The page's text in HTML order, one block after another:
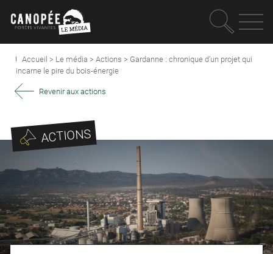
OUVRIR LE
Accueil > Le média > Actions > Gardanne : chronique d’un projet qui
incarne le pire du bois-énergie
Revenir aux actions
ACTIONS